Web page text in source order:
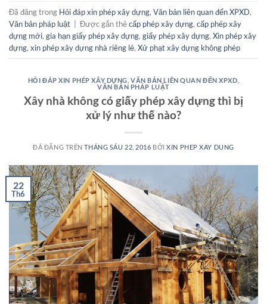
Đã đăng trong Hỏi đáp xin phép xây dựng, Văn bản liên quan đến XPXD,
Văn bản pháp luật | Được gắn thẻcấp phép xây dựng, cấp phép xây
dựng mới, gia hạn giấy phép xây dựng, giấy phép xây dựng, Xin phép xây
dựng, xin phép xây dựng nhà riêng lẻ, Xử phạt xây dựng không phép
HỎI ĐÁP XIN PHÉP XÂY DỰNG VĂN BẢN LIÊN QUAN ĐẾN XPXD
VĂN BẢN PHÁP LUẬT
Xây nhà không có giấy phép xây dựng thì bị
xử lý như thế nào?
ĐÃ ĐĂNG TRÊNTHÁNG SÁU 22, 2016 BỞIXIN PHEP XAY DUNG
22
Th6